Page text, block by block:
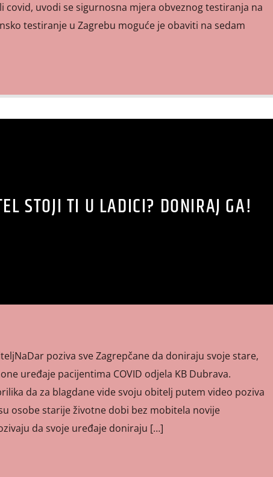
covid, uvodi se sigurnosna mjera obveznog testiranja na
testiranje u Zagrebu moguće je obaviti na sedam
STOJI TI U LADICI? DONIRAJ GA!
poziva sve Zagrepčane da doniraju svoje stare,
uređaje pacijentima COVID odjela KB Dubrava.
da za blagdane vide svoju obitelj putem video poziva
osobe starije životne dobi bez mobitela novije
da svoje uređaje doniraju […]